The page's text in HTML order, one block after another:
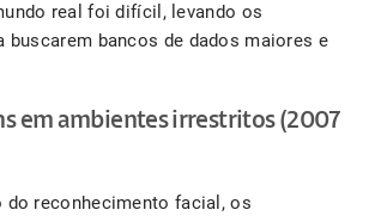
real foi difícil, levando os
buscarem bancos de dados maiores e
em ambientes irrestritos(2007
do reconhecimento facial, os